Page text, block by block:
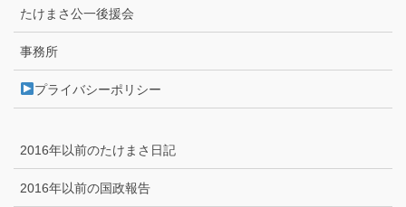
たけまさ公一後援会
事務所
プライバシーポリシー
2016年以前のたけまさ日記
2016年以前の国政報告